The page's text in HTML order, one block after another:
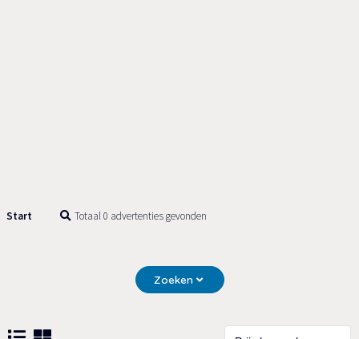
Start Totaal 0 advertenties gevonden
Zoeken